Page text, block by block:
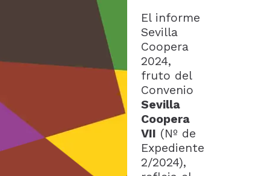
El informe
Sevilla
Coopera
2024,
fruto del
Convenio
Sevilla
Coopera
VII (Nº de
Expediente
2/2024),